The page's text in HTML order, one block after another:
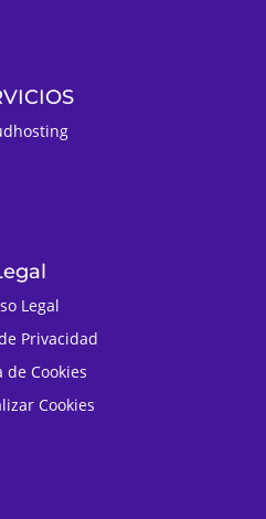
Legal
Privacidad
de Cookies
Cookies